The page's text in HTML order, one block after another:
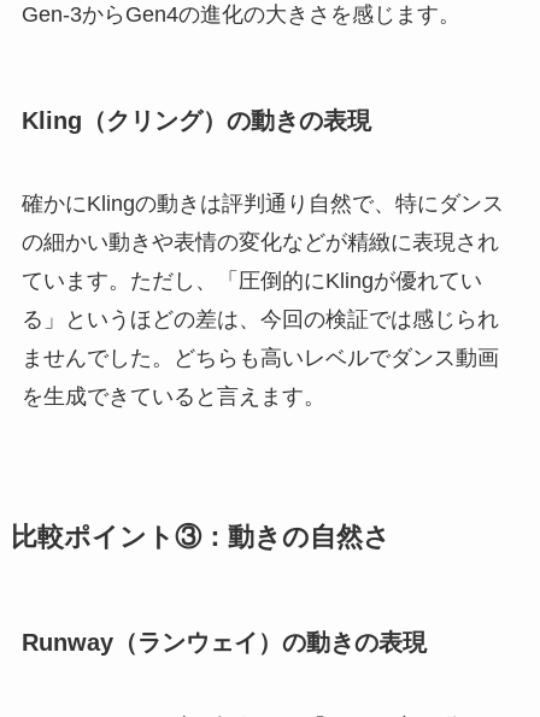
Gen-3からGen4の進化の大きさを感じます。
Kling（クリング）の動きの表現
確かにKlingの動きは評判通り自然で、特にダンス
の細かい動きや表情の変化などが精緻に表現され
ています。ただし、「圧倒的にKlingが優れてい
る」というほどの差は、今回の検証では感じられ
ませんでした。どちらも高いレベルでダンス動画
を生成できていると言えます。
比較ポイント③：動きの自然さ
Runway（ランウェイ）の動きの表現